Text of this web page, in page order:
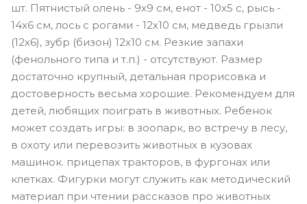
шт. Пятнистый олень - 9х9 см, енот - 10х5 с, рысь -
14х6 см, лось с рогами - 12х10 см, медведь грызли
(12х6), зубр (бизон) 12х10 см. Резкие запахи
(фенольного типа и т.п.) - отсутствуют. Размер
достаточно крупный, детальная прорисовка и
достоверность весьма хорошие. Рекомендуем для
детей, любящих поиграть в животных. Ребенок
может создать игры: в зоопарк, во встречу в лесу,
в охоту или перевозить животных в кузовах
машинок. прицепах тракторов, в фургонах или
клетках. Фигурки могут служить как методический
материал при чтении рассказов про животных